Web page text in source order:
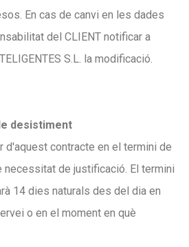
En cas de canvi en les dades
del CLIENT notificar a
S.L. la modificació.
desistiment
contracte en el termini de
necessitat de justificació. El termini
14 dies naturals des del dia en
o en el moment en què